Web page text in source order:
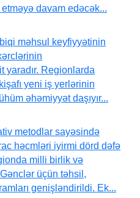
davam edəcək...
məhsul keyfiyyətinin
yaradır. Regionlarda
yeni iş yerlərinin
əhəmiyyət daşıyır...
metodlar sayəsində
həcmləri iyirmi dörd dəfə
milli birlik və
üçün təhsil,
genişləndirildi. Ek...